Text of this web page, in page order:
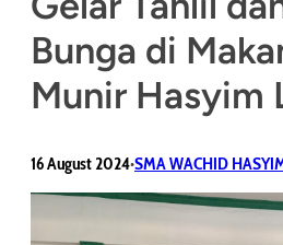
Bunga di
Munir Hasyim
16 August 2024•SMA WACHID